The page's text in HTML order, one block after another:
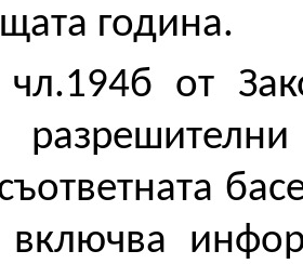
година.
чл.194б от
включва